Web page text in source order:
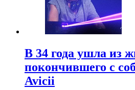
В 34 года ушла из
покончившего с
Avicii